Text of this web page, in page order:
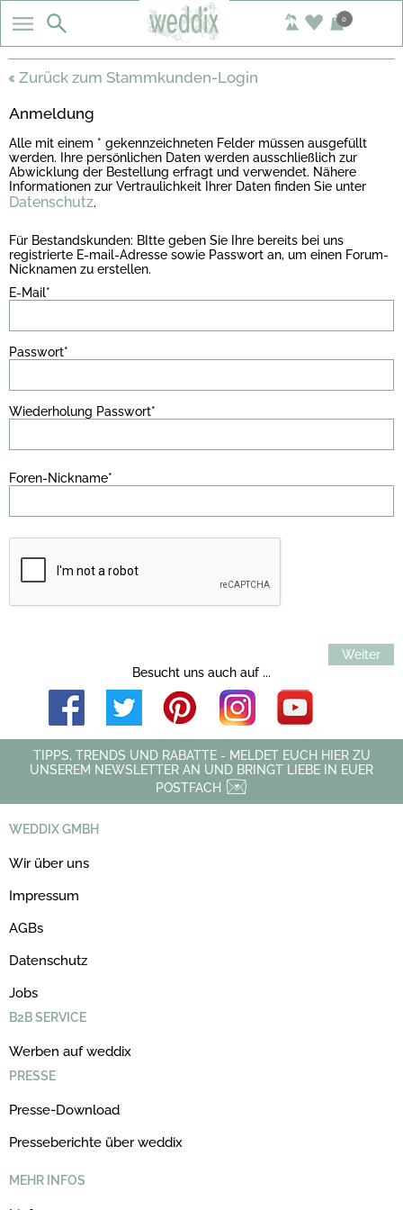
0
Zurück zum Stammkunden-Login
Anmeldung
Alle mit einem * gekennzeichneten Felder müssen ausgefüllt
werden. Ihre persönlichen Daten werden ausschließlich zur
Abwicklung der Bestellung erfragt und verwendet. Nähere
Informationen zur Vertraulichkeit Ihrer Daten finden Sie unter
Datenschutz.
Für Bestandskunden: BItte geben Sie Ihre bereits bei uns
registrierte E-mail-Adresse sowie Passwort an, um einen Forum-
Nicknamen zu erstellen.
E-Mail*
Passwort*
Wiederholung Passwort*
Foren-Nickname*
Weiter
Besucht uns auch auf ...
TIPPS, TRENDS UND RABATTE - MELDET EUCH HIER ZU
UNSEREM NEWSLETTER AN UND BRINGT LIEBE IN EUER
POSTFACH
WEDDIX GMBH
Wir über uns
Impressum
AGBs
Datenschutz
Jobs
B2B SERVICE
Werben auf weddix
PRESSE
Presse-Download
Presseberichte über weddix
MEHR INFOS